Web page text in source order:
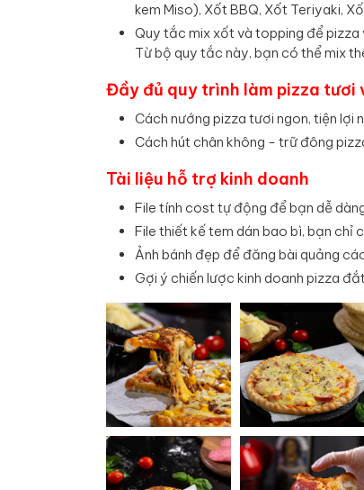
kem Miso), Xốt BBQ, Xốt Teriyaki,
Quy tắc mix xốt và topping để pizza
Từ bộ quy tắc này, bạn có thể mix
Đầy đủ quy trình làm pizza tươi
Cách nướng pizza tươi ngon, tiện lợi
Cách hút chân không - trữ đông
Tài liệu hỗ trợ kinh doanh
File tính cost tự động để bạn dễ
File thiết kế tem dán bao bì, bạn chỉ
Ảnh bánh đẹp để đăng bài quảng
Gợi ý chiến lược kinh doanh pizza